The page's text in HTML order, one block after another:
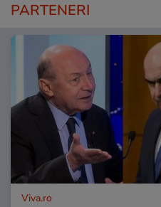
PARTENERI
Viva.ro